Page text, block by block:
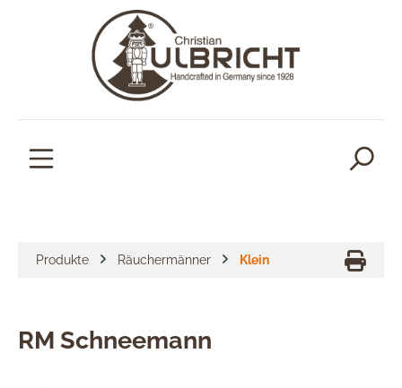
Produkte Räuchermänner Klein
RM Schneemann